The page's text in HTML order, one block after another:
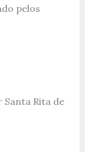
pelos
Santa Rita de